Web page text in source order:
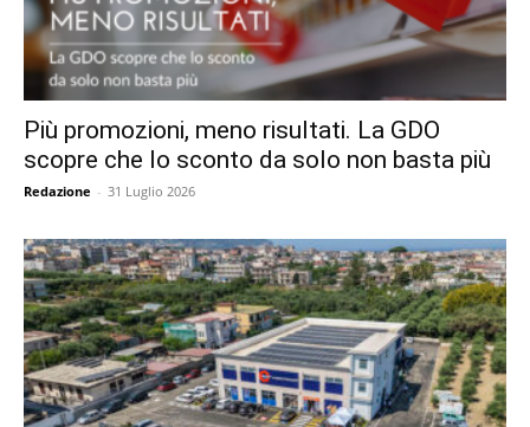
Più promozioni, meno risultati. La GDO
scopre che lo sconto da solo non basta più
Redazione - 31 Luglio 2026